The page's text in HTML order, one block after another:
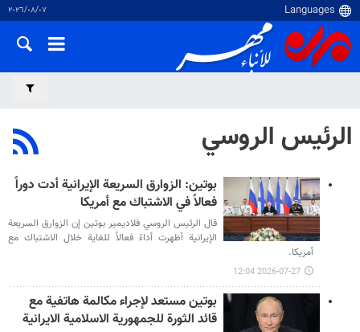
٠٧‏/٠٨‏/٢٠٢٦
الرئيس الروسي
بوتين: الزوارق السريعة الإيرانية أدت دوراً
فعالاً في الاشتباك مع أمريكا
قال الرئيس الروسي فلاديمير بوتين إن الزوارق السريعة
الإيرانية أظهرت أداءً فعالاً للغاية خلال الاشتباك مع
أمريكا.
2026-07-27 12:04
بوتين مستعد لإجراء مكالمة هاتفية مع
قائد الثورة للجمهورية الاسلامية الايرانية